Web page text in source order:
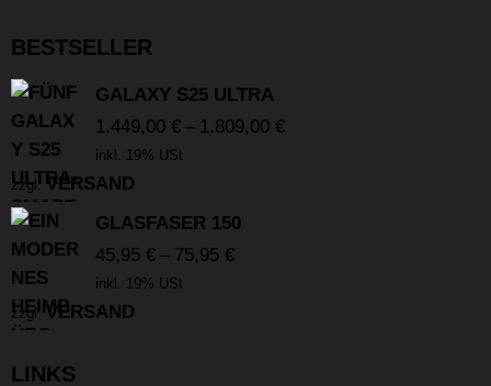
BESTSELLER
GALAXY S25 ULTRA
1.449,00 € – 1.809,00 €
inkl. 19% USt
zzgl. VERSAND
GLASFASER 150
45,95 € – 75,95 €
inkl. 19% USt
zzgl.VERSAND
LINKS